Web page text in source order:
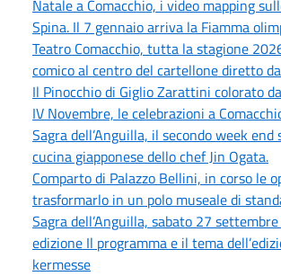
Natale a Comacchio, i video mapping
Spina. Il 7 gennaio arriva la Fiamma
Teatro Comacchio, tutta la stagione
comico al centro del cartellone diretto
Il Pinocchio di Giglio Zarattini colorato
IV Novembre, le celebrazioni a
Sagra dell’Anguilla, il secondo week end
cucina giapponese dello chef Jin Ogata.
Comparto di Palazzo Bellini, in corso le
trasformarlo in un polo museale di
Sagra dell’Anguilla, sabato 27
edizione Il programma e il tema
kermesse